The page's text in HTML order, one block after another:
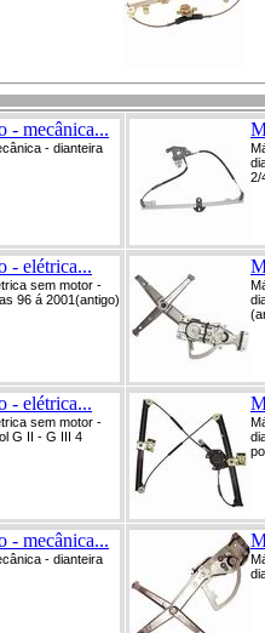
- mecânica...
- dianteira
2/
- elétrica...
sem motor -
96 á 2001(antigo)
- elétrica...
sem motor -
G II - G III 4
- mecânica...
- dianteira